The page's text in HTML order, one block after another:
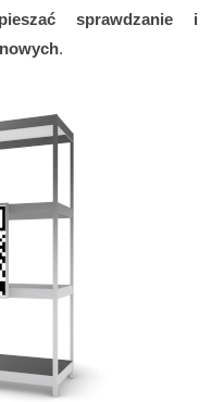
sprawdzanie i
.